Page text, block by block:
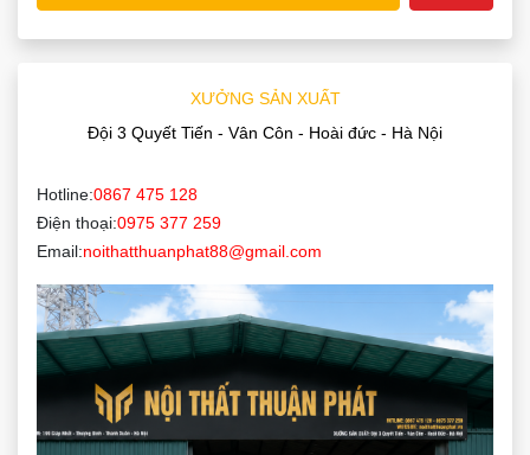
XƯỞNG SẢN XUẤT
Đội 3 Quyết Tiến - Vân Côn - Hoài đức - Hà Nội
Hotline:0867 475 128
Điện thoại:0975 377 259
Email:noithatthuanphat88@gmail.com